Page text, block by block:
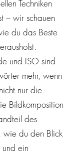
Techniken
– wir schauen
du das Beste
und ISO sind
mehr, wenn
nur die
Bildkomposition
des
wie du den Blick
und ein